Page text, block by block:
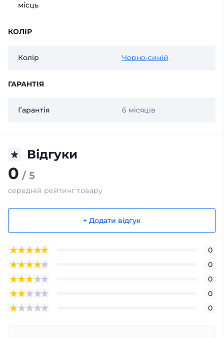
місць
КОЛІР
Колір Чорно-синій
ГАРАНТІЯ
Гарантія 6 місяців
Відгуки
0 / 5
середній рейтинг товару
+ Додати відгук
0
0
0
0
0